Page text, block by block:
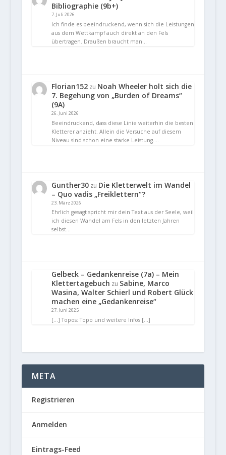
Bibliographie (9b+)
7. Juli 2026
Ich finde es beeindruckend, wenn sich die Leistungen
aus dem Wettkampf auch direkt an den Fels
übertragen. Draußen braucht man…
Florian152zu Noah Wheeler holt sich die
7. Begehung von „Burden of Dreams“
(9A)
26. Juni 2026
Beeindruckend, dass diese Linie weiterhin die besten
Kletterer anzieht. Allein die Versuche auf diesem
Niveau sind schon eine starke Leistung.…
Gunther30zu Die Kletterwelt im Wandel
– Quo vadis „Freiklettern“?
23. März 2026
Ehrlich gesagt spricht mir dein Text aus der Seele, weil
ich diesen Wandel am Fels in den letzten Jahren
selbst…
Gelbeck – Gedankenreise (7a) – Mein
Klettertagebuch zu Sabine, Marco
Wasina, Walter Schierl und Robert Glück
machen eine „Gedankenreise“
27. Juni 2025
[…] Topos: Topo und weitere Infos […]
META
Registrieren
Anmelden
Eintrags-Feed